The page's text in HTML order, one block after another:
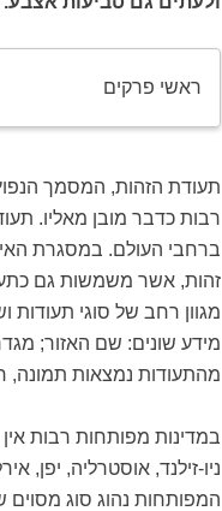
ראשי פרקים
תעודת הזהות, המסמך
רבות כדבר מובן מאליו.
זהות, אשר משמשות גם
מגוון רחב של סוגי
מידע שונים: שם האזור;
מהתעודות נמצאות תמונה,
במדינות מפותחות רבות
ניו-זילנד, אוסטרליה, יפן,
המפותחות נהוג סוג